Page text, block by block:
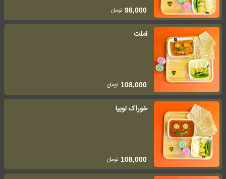
98,000 تومان
املت
108,000 تومان
خوراک لوبیا
108,000 تومان